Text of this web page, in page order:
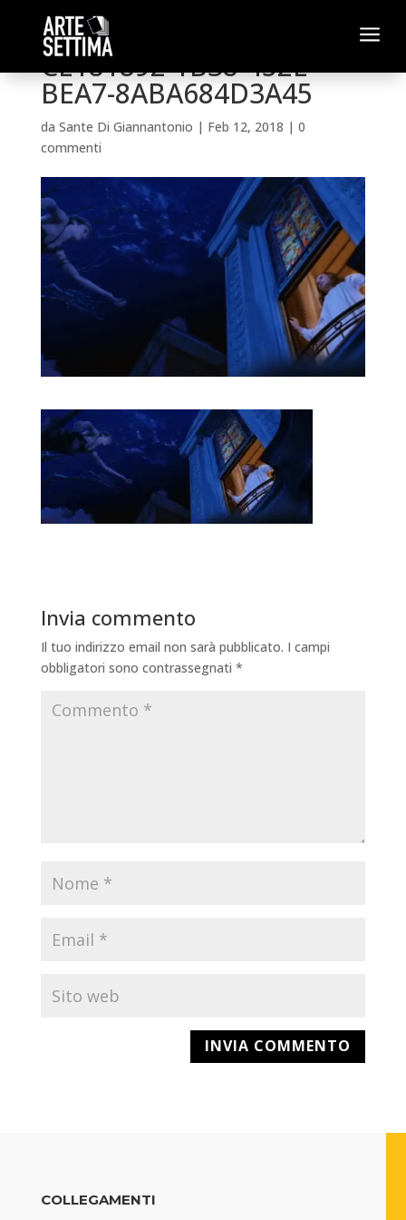
a
CE181892-1B38-452E-
BEA7-8ABA684D3A45
da Sante Di Giannantonio | Feb 12, 2018 | 0
commenti
Invia commento
Il tuo indirizzo email non sarà pubblicato. I campi
obbligatori sono contrassegnati *
COLLEGAMENTI